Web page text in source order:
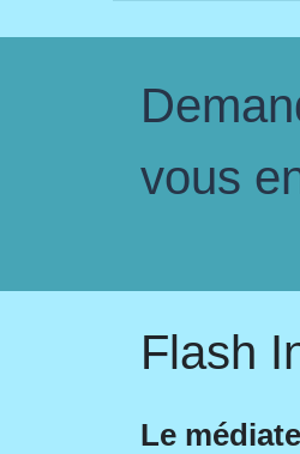
vous
Flash
Le